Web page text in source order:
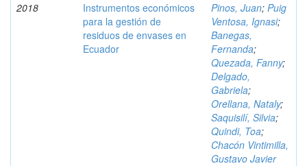
2018
Instrumentos económicos
para la gestión de
residuos de envases en
Ecuador
Pinos, Juan; Puig
Ventosa, Ignasi;
Banegas,
Fernanda;
Quezada, Fanny;
Delgado,
Gabriela;
Orellana, Nataly;
Saquisilí, Silvia;
Quindi, Toa;
Chacón Vintimilla,
Gustavo Javier